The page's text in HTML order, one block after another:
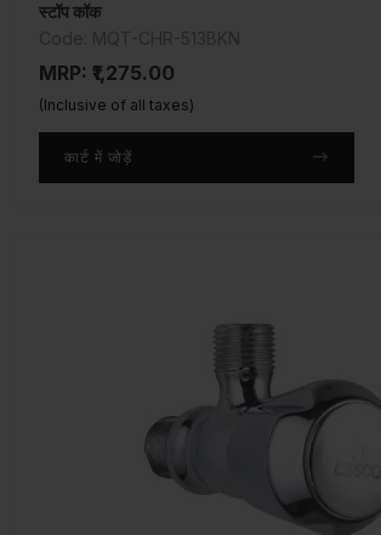
स्टॉप कॉक
MRP: ₹1,275.00
(Inclusive of all taxes)
कार्ट में जोड़ें